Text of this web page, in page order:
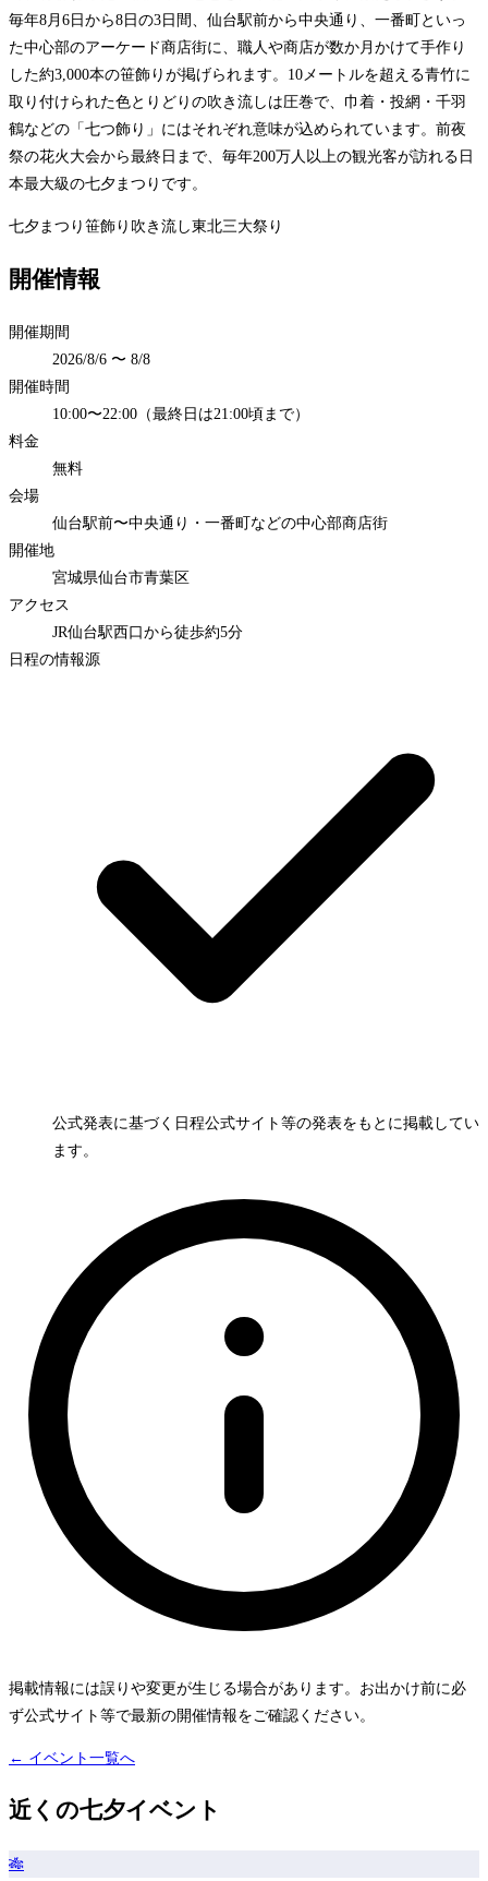
毎年8月6日から8日の3日間、仙台駅前から中央通り、一番町といっ
た中心部のアーケード商店街に、職人や商店が数か月かけて手作り
した約3,000本の笹飾りが掲げられます。10メートルを超える青竹に
取り付けられた色とりどりの吹き流しは圧巻で、巾着・投網・千羽
鶴などの「七つ飾り」にはそれぞれ意味が込められています。前夜
祭の花火大会から最終日まで、毎年200万人以上の観光客が訪れる日
本最大級の七夕まつりです。
七夕まつり 笹飾り 吹き流し東北三大祭り
開催情報
開催期間
2026/8/6 〜 8/8
開催時間
10:00〜22:00（最終日は21:00頃まで）
料金
無料
会場
仙台駅前〜中央通り・一番町などの中心部商店街
開催地
宮城県仙台市青葉区
アクセス
JR仙台駅西口から徒歩約5分
日程の情報源
公式発表に基づく日程公式サイト等の発表をもとに掲載してい
ます。
掲載情報には誤りや変更が生じる場合があります。お出かけ前に必
ず公式サイト等で最新の開催情報をご確認ください。
← イベント一覧へ
近くの七夕イベント
🎋